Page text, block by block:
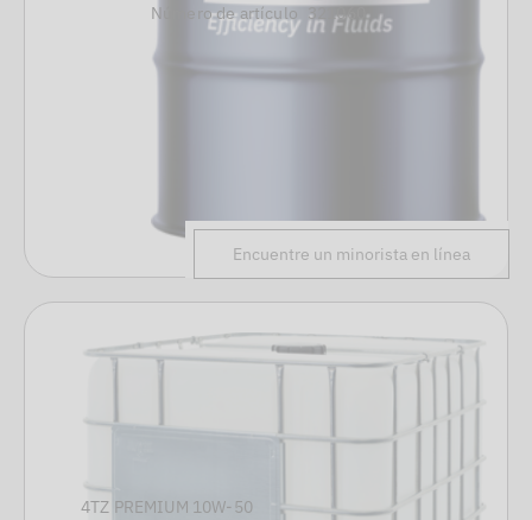
Número de artículo 321060
Encuentre un minorista en línea
4TZ PREMIUM 10W-50